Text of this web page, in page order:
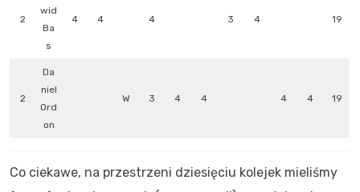
2
wid
Ba
s
4 4 4 3 4 19
2
Da
niel
Ord
on
W 3 4 4 4 4 19
Co ciekawe, na przestrzeni dziesięciu kolejek mieliśmy